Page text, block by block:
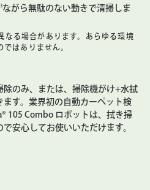
ながら無駄のない動きで清掃しま
なる場合があります。あらゆる環境
ではありません。
除のみ、または、掃除機がけ+水拭
ます。業界初の自動カーペット検
105 Combo ロボットは、拭き掃
安心してお使いいただけます。
イズ